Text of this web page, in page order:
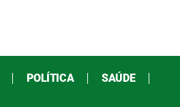
POLÍTICA SAÚDE